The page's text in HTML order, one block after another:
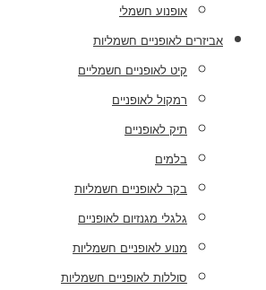
אופנוע חשמלי
אביזרים לאופניים חשמליות
קיט לאופניים חשמליים
רמקול לאופניים
תיק לאופניים
בלמים
בקר לאופניים חשמליות
גלגלי מגנזיום לאופניים
מנוע לאופניים חשמליות
סוללות לאופניים חשמליות